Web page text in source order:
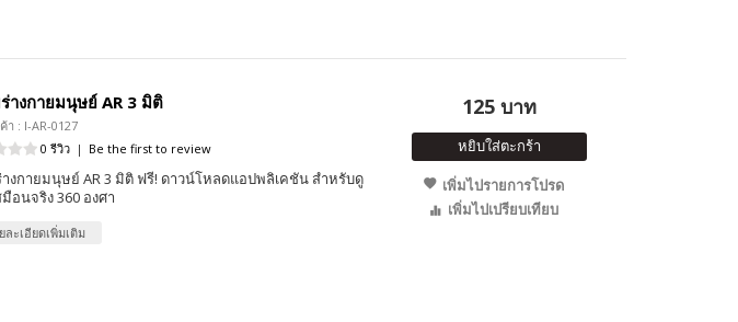
างกายมนุษย์ AR 3 มิติ
: I-AR-0127
0 รีวิว | Be the first to review
งกายมนุษย์ AR 3 มิติ ฟรี! ดาวน์โหลดแอปพลิเคชัน สำหรับดู
อนจริง 360 องศา
ละเอียดเพิ่มเติม
125 บาท
หยิบใส่ตะกร้า
เพิ่มไปรายการโปรด
เพิ่มไปเปรียบเทียบ